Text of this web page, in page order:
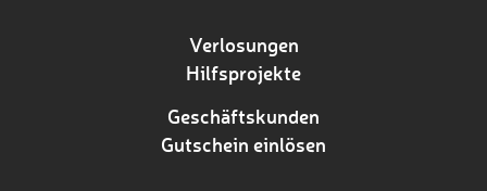
Verlosungen
Hilfsprojekte
Geschäftskunden
Gutschein einlösen